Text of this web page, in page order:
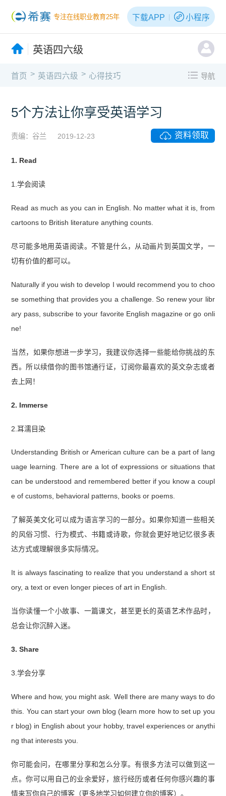
专注在线职业教育25年 下载APP 小程序
英语四六级
首页 > 英语四六级 > 心得技巧 导航
5个方法让你享受英语学习
责编：谷兰 2019-12-23 资料领取
1. Read
1.学会阅读
Read as much as you can in English. No matter what it is, from
cartoons to British literature anything counts.
尽可能多地用英语阅读。不管是什么，从动画片到英国文学，一
切有价值的都可以。
Naturally if you wish to develop I would recommend you to choo
se something that provides you a challenge. So renew your libr
ary pass, subscribe to your favorite English magazine or go onli
ne!
当然，如果你想进一步学习，我建议你选择一些能给你挑战的东
西。所以续借你的图书馆通行证，订阅你最喜欢的英文杂志或者
去上网！
2. Immerse
2.耳濡目染
Understanding British or American culture can be a part of lang
uage learning. There are a lot of expressions or situations that
can be understood and remembered better if you know a coupl
e of customs, behavioral patterns, books or poems.
了解英美文化可以成为语言学习的一部分。如果你知道一些相关
的风俗习惯、行为模式、书籍或诗歌，你就会更好地记忆很多表
达方式或理解很多实际情况。
It is always fascinating to realize that you understand a short st
ory, a text or even longer pieces of art in English.
当你读懂一个小故事、一篇课文，甚至更长的英语艺术作品时，
总会让你沉醉入迷。
3. Share
3.学会分享
Where and how, you might ask. Well there are many ways to do
this. You can start your own blog (learn more how to set up you
r blog) in English about your hobby, travel experiences or anythi
ng that interests you.
你可能会问，在哪里分享和怎么分享。有很多方法可以做到这一
点。你可以用自己的业余爱好，旅行经历或者任何你感兴趣的事
情来写你自己的博客（更多地学习如何建立你的博客）。